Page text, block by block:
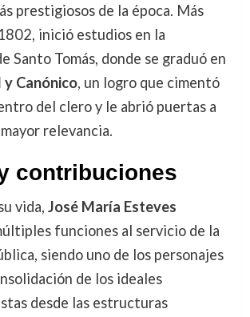
prestigiosos de la época. Más
inició estudios en la
Santo Tomás, donde se graduó en
y Canónico, un logro que cimentó
del clero y le abrió puertas a
relevancia.
contribuciones
vida, José María Esteves
funciones al servicio de la
siendo uno de los personajes
de los ideales
desde las estructuras